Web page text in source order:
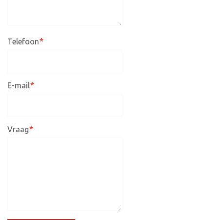
Telefoon*
E-mail*
Vraag*